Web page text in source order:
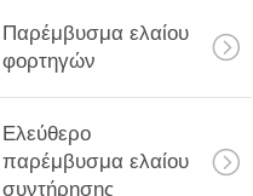
Παρέμβυσμα ελαίου
φορτηγών
Ελεύθερο
παρέμβυσμα ελαίου
συντήρησης